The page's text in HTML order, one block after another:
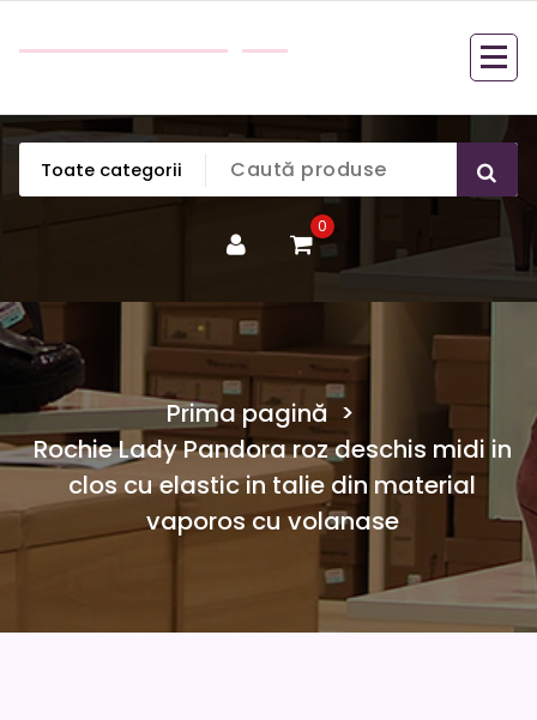
0
Prima pagină >
Rochie Lady Pandora roz deschis midi in
clos cu elastic in talie din material
vaporos cu volanase